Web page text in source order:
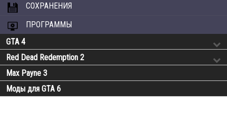
СОХРАНЕНИЯ
ПРОГРАММЫ
GTA 4
Red Dead Redemption 2
Max Payne 3
Моды для GTA 6